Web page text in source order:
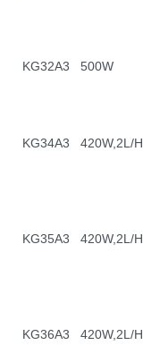
KG32A3 500W
KG34A3 420W,2L/H
KG35A3 420W,2L/H
KG36A3 420W,2L/H